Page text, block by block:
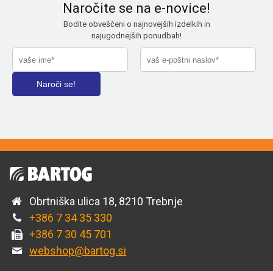
Naročite se na e-novice!
Bodite obveščeni o najnovejših izdelkih in
najugodnejših ponudbah!
Obrtniška ulica 18, 8210 Trebnje
+386 7 34 35 330
+386 7 30 45 701
webshop@bartog.si